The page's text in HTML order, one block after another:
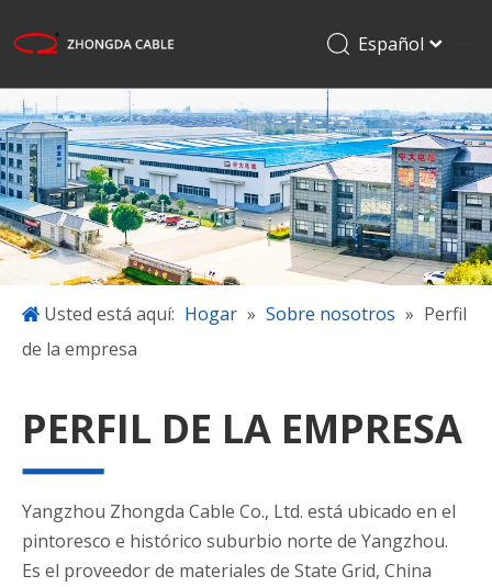
Hogar
Productos
Aplicaciones
Sobre nosotros
Proyectos
Blog
Descargar
Español
Français
Pусский
日本語
한국어
Usted está aquí: Hogar » Sobre nosotros » Perfil
de la empresa
PERFIL DE LA EMPRESA
Yangzhou Zhongda Cable Co., Ltd. está ubicado en el
pintoresco e histórico suburbio norte de Yangzhou.
Es el proveedor de materiales de State Grid, China